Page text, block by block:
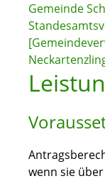
Gemeinde
wenn sie